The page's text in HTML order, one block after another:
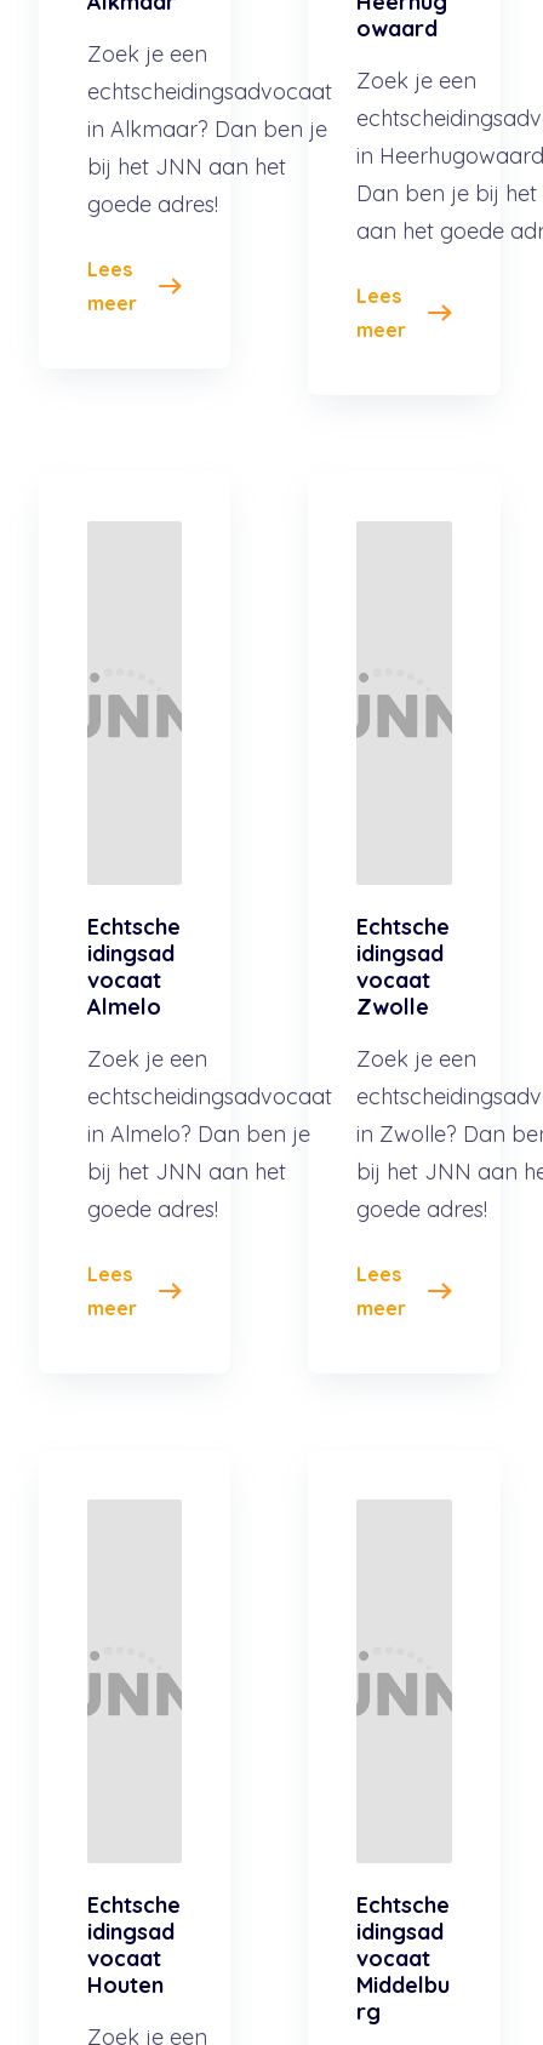
Zoek je een
echtscheidingsadvocaat
in Alkmaar? Dan ben je
bij het JNN aan het
goede adres!
Lees
meer
owaard
Zoek je een
in
Dan ben je bij
aan het goede
Lees
meer
Echtsche
idingsad
vocaat
Almelo
Zoek je een
echtscheidingsadvocaat
in Almelo? Dan ben je
bij het JNN aan het
goede adres!
Lees
meer
Echtsche
idingsad
vocaat
Zwolle
Zoek je een
in Zwolle? Dan
bij het JNN aan
goede adres!
Lees
meer
Echtsche
idingsad
vocaat
Houten
Zoek je een
Echtsche
idingsad
vocaat
Middelbu
rg